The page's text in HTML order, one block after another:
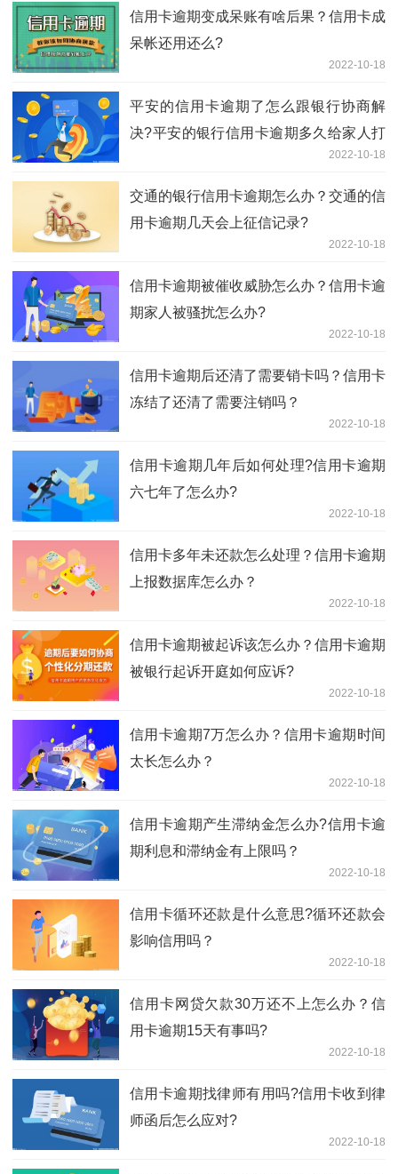
信用卡逾期变成呆账有啥后果？信用卡成
呆帐还用还么?
2022-10-18
平安的信用卡逾期了怎么跟银行协商解
决?平安的银行信用卡逾期多久给家人打
2022-10-18
交通的银行信用卡逾期怎么办？交通的信
用卡逾期几天会上征信记录?
2022-10-18
信用卡逾期被催收威胁怎么办？信用卡逾
期家人被骚扰怎么办?
2022-10-18
信用卡逾期后还清了需要销卡吗？信用卡
冻结了还清了需要注销吗？
2022-10-18
信用卡逾期几年后如何处理?信用卡逾期
六七年了怎么办?
2022-10-18
信用卡多年未还款怎么处理？信用卡逾期
上报数据库怎么办？
2022-10-18
信用卡逾期被起诉该怎么办？信用卡逾期
被银行起诉开庭如何应诉?
2022-10-18
信用卡逾期7万怎么办？信用卡逾期时间
太长怎么办？
2022-10-18
信用卡逾期产生滞纳金怎么办?信用卡逾
期利息和滞纳金有上限吗？
2022-10-18
信用卡循环还款是什么意思?循环还款会
影响信用吗？
2022-10-18
信用卡网贷欠款30万还不上怎么办？信
用卡逾期15天有事吗?
2022-10-18
信用卡逾期找律师有用吗?信用卡收到律
师函后怎么应对?
2022-10-18